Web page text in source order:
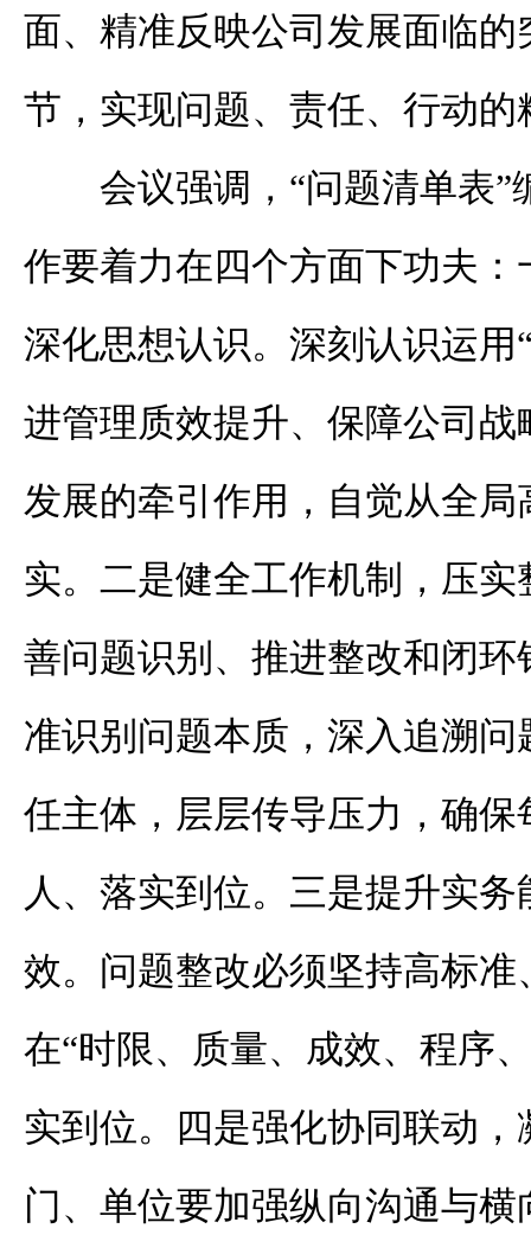
面、精准反映公司发展面临
节，实现问题、责任、行动的
会议强调，“问题清单表
作要着力在四个方面下功夫
深化思想认识。深刻认识运用
进管理质效提升、保障公司
发展的牵引作用，自觉从全
实。二是健全工作机制，压
善问题识别、推进整改和闭
准识别问题本质，深入追溯
任主体，层层传导压力，确
人、落实到位。三是提升实
效。问题整改必须坚持高标准
在“时限、质量、成效、程序
实到位。四是强化协同联动
门、单位要加强纵向沟通与横